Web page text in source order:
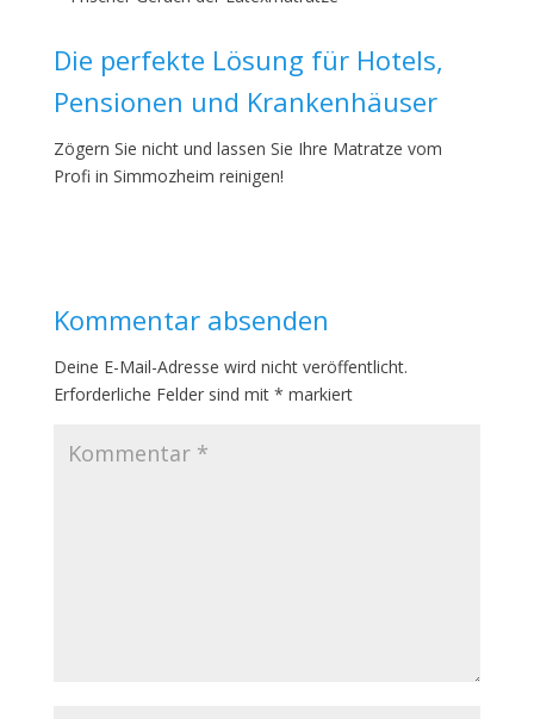
Die perfekte Lösung für Hotels,
Pensionen und Krankenhäuser
Zögern Sie nicht und lassen Sie Ihre Matratze vom
Profi in Simmozheim reinigen!
Kommentar absenden
Deine E-Mail-Adresse wird nicht veröffentlicht.
Erforderliche Felder sind mit * markiert